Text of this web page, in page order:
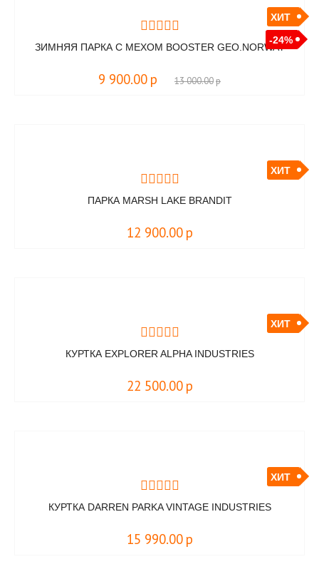
-24%
ХИТ
ЗИМНЯЯ ПАРКА С МЕХОМ BOOSTER GEO.NORWAY
9 900.00 р 13 000.00р
ХИТ
ПАРКА MARSH LAKE BRANDIT
12 900.00 р
ХИТ
КУРТКА EXPLORER ALPHA INDUSTRIES
22 500.00 р
ХИТ
КУРТКА DARREN PARKA VINTAGE INDUSTRIES
15 990.00 р